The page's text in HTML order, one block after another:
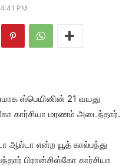
PM
ஸ்பெயினின் 21 வயது
கார்சியா மரணம் அடைந்தார்.
ஆல்டா என்ற யூத் கால்பந்து
பிரான்சிஸ்கோ கார்சியா